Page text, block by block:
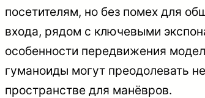
посетителям, но без помех для
входа, рядом с ключевыми
особенности передвижения
гуманоиды могут преодолевать
пространстве для манёвров.